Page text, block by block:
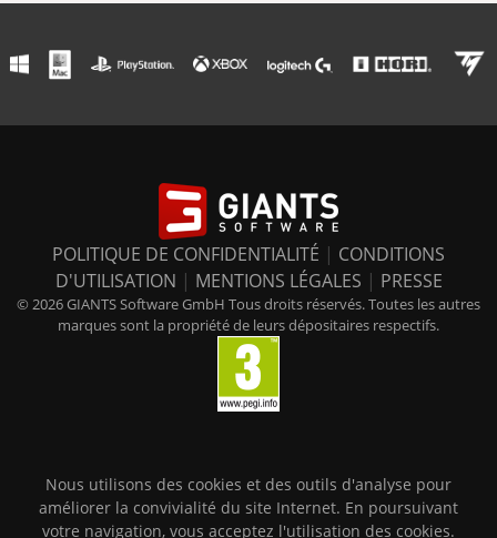
POLITIQUE DE CONFIDENTIALITÉ | CONDITIONS
D'UTILISATION | MENTIONS LÉGALES | PRESSE
© 2026 GIANTS Software GmbH Tous droits réservés. Toutes les autres
marques sont la propriété de leurs dépositaires respectifs.
Nous utilisons des cookies et des outils d'analyse pour
améliorer la convivialité du site Internet. En poursuivant
votre navigation, vous acceptez l'utilisation des cookies.